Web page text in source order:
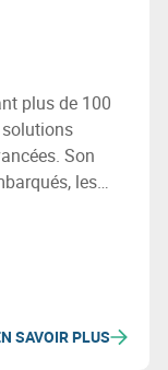
plus de 100
Son
les
l’IA et la
un
SAVOIR PLUS